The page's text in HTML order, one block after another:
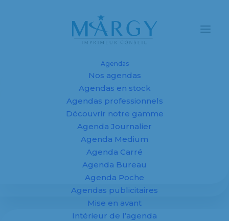
Agendas
Nos agendas
Agendas en stock
Agendas professionnels
Découvrir notre gamme
Agenda Journalier
Agenda Medium
Agenda Carré
Agenda Bureau
Agenda Poche
Agendas publicitaires
Mise en avant
Intérieur de l’agenda
Calendrier aimanté